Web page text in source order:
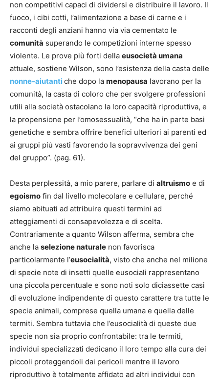
non competitivi capaci di dividersi e distribuire il lavoro. Il
fuoco, i cibi cotti, l’alimentazione a base di carne e i
racconti degli anziani hanno via via cementato le
comunità superando le competizioni interne spesso
violente. Le prove più forti della eusocietà umana
attuale, sostiene Wilson, sono l’esistenza della casta delle
nonne-aiutantiche dopo la menopausa lavorano per la
comunità, la casta di coloro che per svolgere professioni
utili alla società ostacolano la loro capacità riproduttiva, e
la propensione per l’omosessualità, “che ha in parte basi
genetiche e sembra offrire benefici ulteriori ai parenti ed
ai gruppi più vasti favorendo la sopravvivenza dei geni
del gruppo”. (pag. 61).
Desta perplessità, a mio parere, parlare di altruismo e di
egoismo fin dal livello molecolare e cellulare, perché
siamo abituati ad attribuire questi termini ad
atteggiamenti di consapevolezza e di scelta.
Contrariamente a quanto Wilson afferma, sembra che
anche la selezione naturale non favorisca
particolarmente l’eusocialità, visto che anche nel milione
di specie note di insetti quelle eusociali rappresentano
una piccola percentuale e sono noti solo diciassette casi
di evoluzione indipendente di questo carattere tra tutte le
specie animali, comprese quella umana e quella delle
termiti. Sembra tuttavia che l’eusocialità di queste due
specie non sia proprio confrontabile: tra le termiti,
individui specializzati dedicano il loro tempo alla cura dei
piccoli proteggendoli dai pericoli mentre il lavoro
riproduttivo è totalmente affidato ad altri individui con